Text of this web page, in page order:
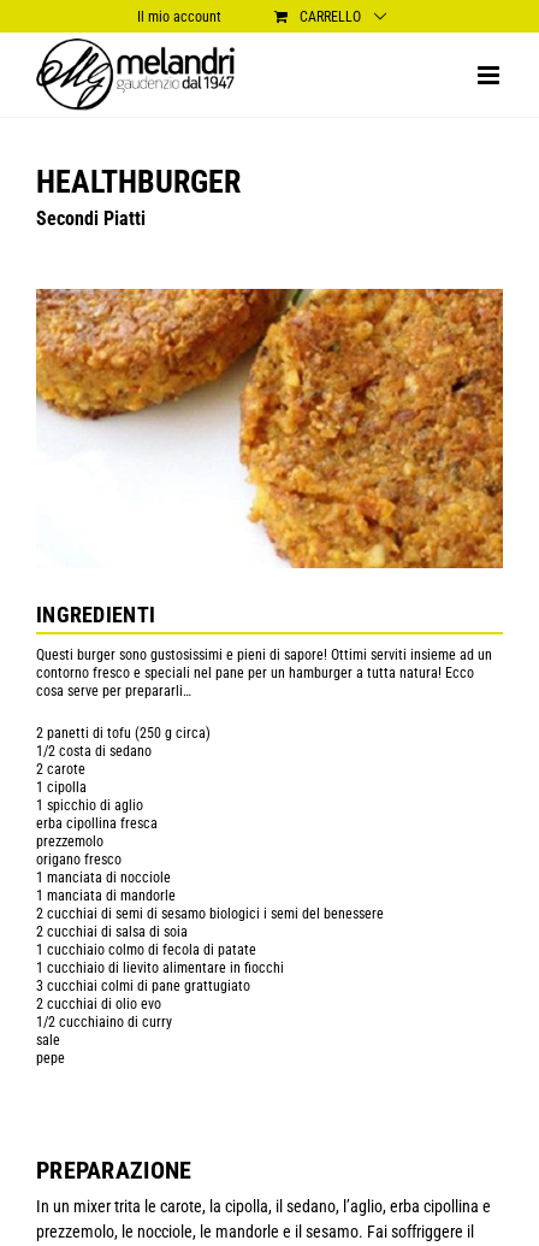
al
contenuto
Il mio account CARRELLO
HEALTHBURGER
Secondi Piatti
INGREDIENTI
Questi burger sono gustosissimi e pieni di sapore! Ottimi serviti insieme ad un
contorno fresco e speciali nel pane per un hamburger a tutta natura! Ecco
cosa serve per prepararli…
2 panetti di tofu (250 g circa)
1/2 costa di sedano
2 carote
1 cipolla
1 spicchio di aglio
erba cipollina fresca
prezzemolo
origano fresco
1 manciata di nocciole
1 manciata di mandorle
2 cucchiai di semi di sesamo biologici i semi del benessere
2 cucchiai di salsa di soia
1 cucchiaio colmo di fecola di patate
1 cucchiaio di lievito alimentare in fiocchi
3 cucchiai colmi di pane grattugiato
2 cucchiai di olio evo
1/2 cucchiaino di curry
sale
pepe
PREPARAZIONE
In un mixer trita le carote, la cipolla, il sedano, l’aglio, erba cipollina e
prezzemolo, le nocciole, le mandorle e il sesamo. Fai soffriggere il